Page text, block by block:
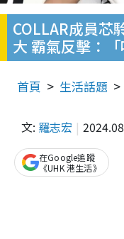
COLLAR成員芯
大 霸氣反擊：「
首頁 生活話題
文: 羅志宏
在Google追蹤
《UHK 港生活》